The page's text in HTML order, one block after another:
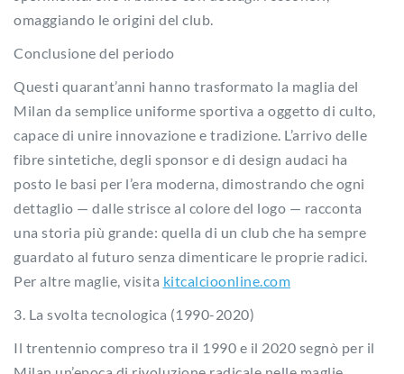
omaggiando le origini del club.
Conclusione del periodo
Questi quarant’anni hanno trasformato la maglia del
Milan da semplice uniforme sportiva a oggetto di culto,
capace di unire innovazione e tradizione. L’arrivo delle
fibre sintetiche, degli sponsor e di design audaci ha
posto le basi per l’era moderna, dimostrando che ogni
dettaglio — dalle strisce al colore del logo — racconta
una storia più grande: quella di un club che ha sempre
guardato al futuro senza dimenticare le proprie radici.
Per altre maglie, visita kitcalcioonline.com
3. La svolta tecnologica (1990-2020)
Il trentennio compreso tra il 1990 e il 2020 segnò per il